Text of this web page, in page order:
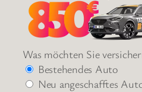
Was möchten Sie
Bestehendes Auto
Neu angeschafftes